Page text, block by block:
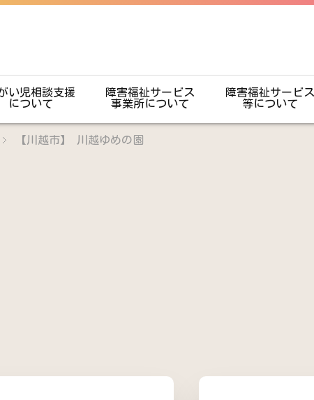
い児相談支援
について
障害福祉サービス
事業所について
障害福祉サービス
等について
【川越市】 川越ゆめの園